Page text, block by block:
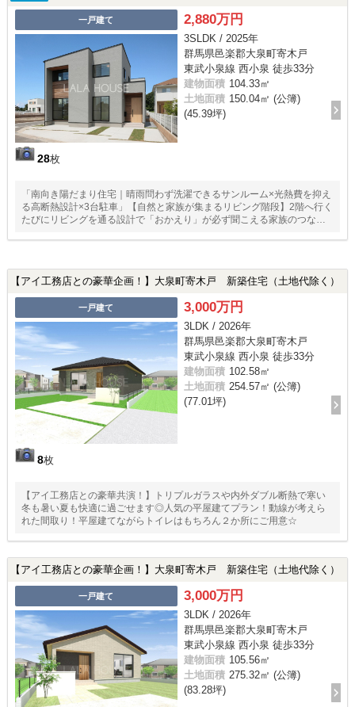
一戸建て
28枚
2,880万円
3SLDK / 2025年
群馬県邑楽郡大泉町寄木戸
東武小泉線 西小泉 徒歩33分
建物面積 104.33㎡
土地面積 150.04㎡ (公簿)
(45.39坪)
「南向き陽だまり住宅｜晴雨問わず洗濯できるサンルーム×光熱費を抑え
る高断熱設計×3台駐車」【自然と家族が集まるリビング階段】2階へ行く
たびにリビングを通る設計で「おかえり」が必ず聞こえる家族のつなが
【アイ工務店との豪華企画！】大泉町寄木戸 新築住宅（土地代除く）
一戸建て
8枚
3,000万円
3LDK / 2026年
群馬県邑楽郡大泉町寄木戸
東武小泉線 西小泉 徒歩33分
建物面積 102.58㎡
土地面積 254.57㎡ (公簿)
(77.01坪)
【アイ工務店との豪華共演！】トリプルガラスや内外ダブル断熱で寒い
冬も暑い夏も快適に過ごせます◎人気の平屋建てプラン！動線が考えら
れた間取り！平屋建てながらトイレはもちろん２か所にご用意☆
【アイ工務店との豪華企画！】大泉町寄木戸 新築住宅（土地代除く）
一戸建て 3,000万円
3LDK / 2026年
群馬県邑楽郡大泉町寄木戸
東武小泉線 西小泉 徒歩33分
建物面積 105.56㎡
土地面積 275.32㎡ (公簿)
(83.28坪)